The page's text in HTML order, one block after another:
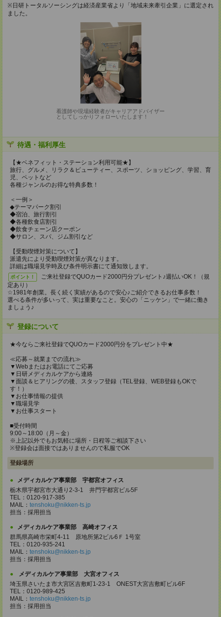
※日研トータルソーシングは経済産業省より「地域未来牽引企業」に選定され
ました。
看護師や現場経験者がキャリアアドバイザー
としてしっかりフォローいたします！
待遇・福利厚生
【★ベネフィット・ステーション利用可能★】
旅行、グルメ、リラク＆ビューティー、スポーツ、ショッピング、学習、育
児、ペットなど
各種ジャンルのお得な特典多数！
＜一例＞
◆テーマパーク割引
◆宿泊、旅行割引
◆各種飲食店割引
◆飲食チェーン店クーポン
◆サロン、スパ、ジム割引など
【受動喫煙対策について】
派遣先により受動喫煙対策が異なります。
詳細は職場見学時及び条件明示書にて通知致します。
ポイント！
ご来社登録でQUOカード2000円分プレゼント♪週払いOK！（規
定あり）
☆1981年創業。長く続く実績があるので安心♪ご紹介できるお仕事多数！
選べる条件が多いって、実は重要なこと。安心の「ニッケン」で一緒に働き
ましょう♪
登録について
★今ならご来社登録でQUOカード2000円分をプレゼント中★
≪応募～就業までの流れ≫
▼Webまたはお電話にてご応募
▼日研メディカルケアから連絡
▼面談＆ヒアリングの後、スタッフ登録（TEL登録、WEB登録もOKで
す！）
▼お仕事情報の提供
▼職場見学
▼お仕事スタート
■受付時間
9:00～18:00（月～金）
※上記以外でもお気軽に場所・日程等ご相談下さい
※登録会は面接ではありませんので私服でOK
登録場所
メディカルケア事業部 宇都宮オフィス
栃木県宇都宮市大通り2-3-1 井門宇都宮ビル5F
TEL：0120-917-385
MAIL： tenshoku@nikken-ts.jp
担当：採用担当
メディカルケア事業部 高崎オフィス
群馬県高崎市栄町4-11 原地所第2ビル6Ｆ 1号室
TEL：0120-935-241
MAIL： tenshoku@nikken-ts.jp
担当：採用担当
メディカルケア事業部 大宮オフィス
埼玉県さいたま市大宮区吉敷町1-23-1 ONEST大宮吉敷町ビル6F
TEL：0120-989-425
MAIL： tenshoku@nikken-ts.jp
担当：採用担当